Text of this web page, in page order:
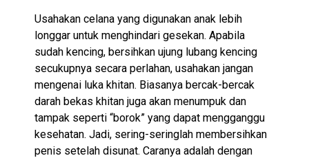
Usahakan celana yang digunakan anak lebih
longgar untuk menghindari gesekan. Apabila
sudah kencing, bersihkan ujung lubang kencing
secukupnya secara perlahan, usahakan jangan
mengenai luka khitan. Biasanya bercak-bercak
darah bekas khitan juga akan menumpuk dan
tampak seperti “borok” yang dapat mengganggu
kesehatan. Jadi, sering-seringlah membersihkan
penis setelah disunat. Caranya adalah dengan